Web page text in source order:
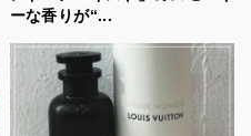
ーな香りが“...